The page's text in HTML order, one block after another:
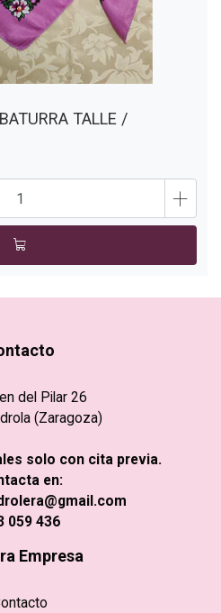
TALLE /
+
del Pilar 26
(Zaragoza)
solo con cita previa.
en:
059 436
Empresa